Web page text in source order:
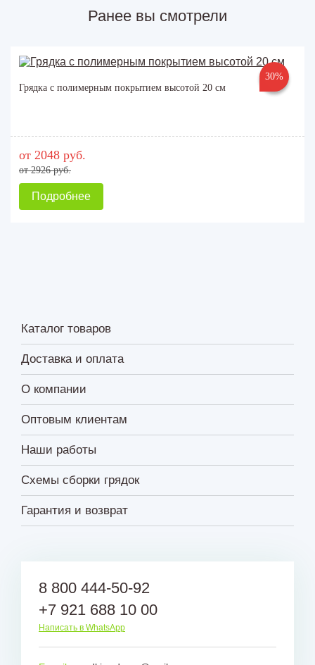
Ранее вы смотрели
30%
Грядка с полимерным покрытием высотой 20 см
от 2048 руб.
от 2926 руб.
Подробнее
Каталог товаров
Доставка и оплата
О компании
Оптовым клиентам
Наши работы
Схемы сборки грядок
Гарантия и возврат
8 800 444-50-92
+7 921 688 10 00
Написать в WhatsApp